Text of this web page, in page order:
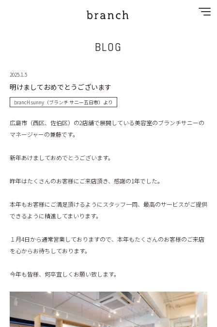
SPECIAL MENU
MENU
SHOP&STAFF
BLOG
BLOG
2025.1.5
明けましておめでとうございます
brancH sunny（ブランチ サニー五日市）より
広島市（西区、佐伯区）の2店舗で展開している美容室のブランチサニーの
マネージャーの兼藤です。
新年あけましておめでとうございます。
昨年はたくさんのお客様にご来店頂き、感謝の1年でした。
本年もお客様にご満足頂けるようにスタッフ一同、最高のサービスがご提供
できるように精進してまいります。
１月4日から通常営業しておりますので、本年もたくさんのお客様のご来店
を心からお待ちしております。
今年も皆様、何卒宜しくお願い致します。